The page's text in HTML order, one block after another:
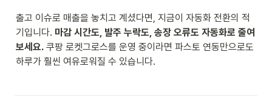
출고 이슈로 매출을 놓치고 계셨다면, 지금이 자동화 전환의 적
기입니다. 마감 시간도, 발주 누락도, 송장 오류도 자동화로 줄여
보세요. 쿠팡 로켓그로스를 운영 중이라면 파스토 연동만으로도
하루가 훨씬 여유로워질 수 있습니다.